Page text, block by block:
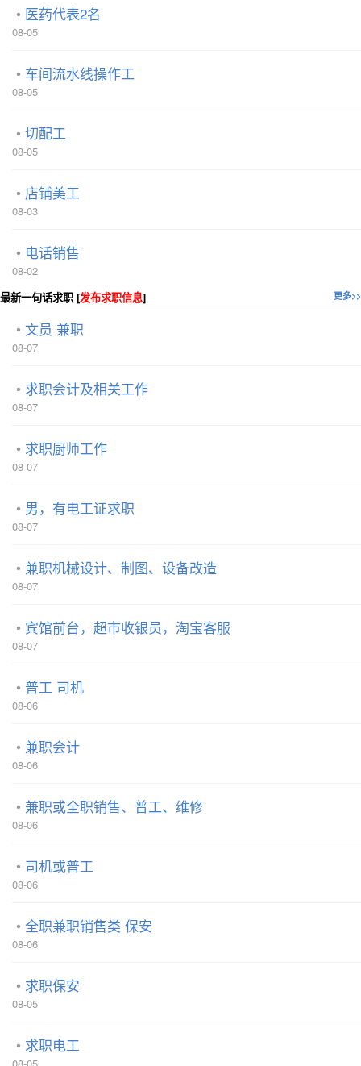
医药代表2名
08-05
车间流水线操作工
08-05
切配工
08-05
店铺美工
08-03
电话销售
08-02
更多>>
最新一句话求职 [发布求职信息]
文员 兼职
08-07
求职会计及相关工作
08-07
求职厨师工作
08-07
男，有电工证求职
08-07
兼职机械设计、制图、设备改造
08-07
宾馆前台，超市收银员，淘宝客服
08-07
普工 司机
08-06
兼职会计
08-06
兼职或全职销售、普工、维修
08-06
司机或普工
08-06
全职兼职销售类 保安
08-06
求职保安
08-05
求职电工